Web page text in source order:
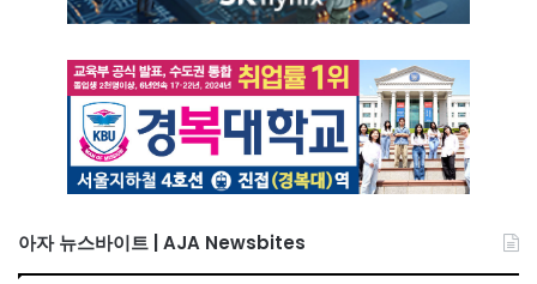
아자 뉴스바이트 | AJA Newsbites